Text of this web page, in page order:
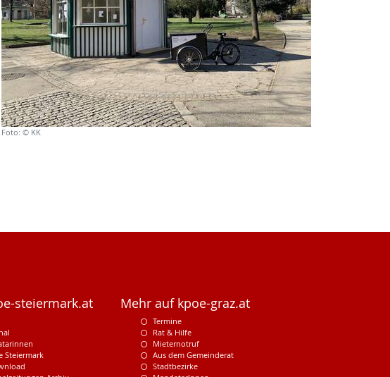
Foto: © KK
steiermark.at
Steiermark
Mehr auf kpoe-graz.at
Termine
Rat & Hilfe
Mieternotruf
Aus dem Gemeinderat
Stadtbezirke